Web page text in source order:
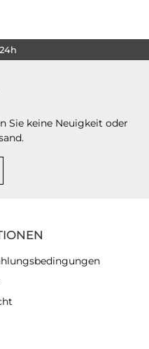
Sie keine Neuigkeit oder